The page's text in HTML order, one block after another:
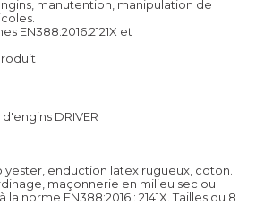
manutention, manipulation de
EN388:2016:2121X et
DRIVER
enduction latex rugueux, coton.
maçonnerie en milieu sec ou
norme EN388:2016 : 2141X. Tailles du 8